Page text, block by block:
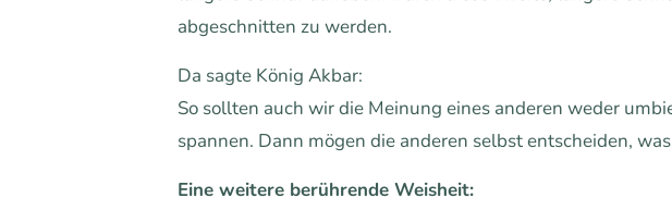
abgeschnitten zu werden.
Da sagte König Akbar:
So sollten auch wir die Meinung eines anderen weder
spannen. Dann mögen die anderen selbst entscheiden,
Eine weitere berührende Weisheit: